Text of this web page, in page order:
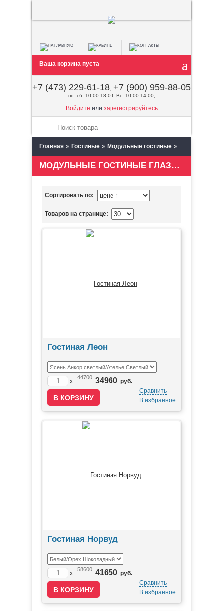
Ваша корзина пуста
+7 (473) 229-61-18; +7 (900) 959-88-05
пн.-сб. 10:00-18:00, Вс. 10:00-14:00,
Войдите или зарегистрируйтесь
Главная » Гостиные » Модульные гостиные » Глазов
МОДУЛЬНЫЕ ГОСТИНЫЕ ГЛАЗОВ МЕБЕЛЬ (ГЛАЗОВ)
Сортировать по:
Товаров на странице:
Гостиная Леон
x
44700 34960 руб.
Сравнить
В избранное
Гостиная Норвуд
x
58600 41650 руб.
Сравнить
В избранное